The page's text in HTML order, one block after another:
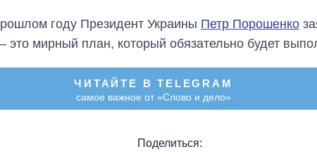
году Президент Украины Петр Порошенко
это мирный план, который обязательно будет
ЧИТАЙТЕ В TELEGRAM
самое важное от «Слово и дело»
Поделиться: